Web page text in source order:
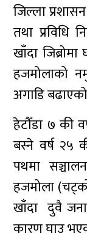
जिल्ला
तथा प्रविधि
खाँदा
हजमोलाको
अगाडि
हेटौँडा ७ की
बस्ने वर्ष २५
पथमा
हजमोला
खाँदा दुवै
कारण घाउ